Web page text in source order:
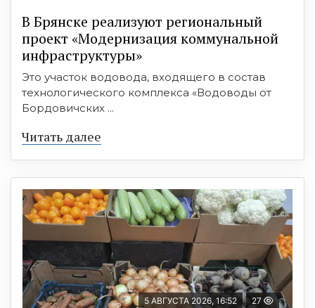
В Брянске реализуют региональный
проект «Модернизация коммунальной
инфраструктуры»
Это участок водовода, входящего в состав
технологического комплекса «Водоводы от
Бордовичских ...
Читать далее
5 АВГУСТА 2026, 16:52 27